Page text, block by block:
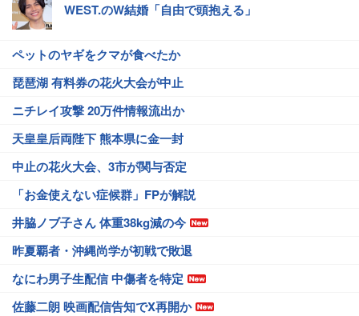
WEST.のW結婚「自由で頭抱える」
ペットのヤギをクマが食べたか
琵琶湖 有料券の花火大会が中止
ニチレイ攻撃 20万件情報流出か
天皇皇后両陛下 熊本県に金一封
中止の花火大会、3市が関与否定
「お金使えない症候群」FPが解説
井脇ノブ子さん 体重38kg減の今
昨夏覇者・沖縄尚学が初戦で敗退
なにわ男子生配信 中傷者を特定
佐藤二朗 映画配信告知でX再開か